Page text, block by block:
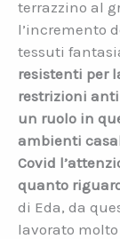
terrazzino al
l’incremento
tessuti
resistenti per
restrizioni
un ruolo in
ambienti
Covid
quanto
di Eda, da
lavorato